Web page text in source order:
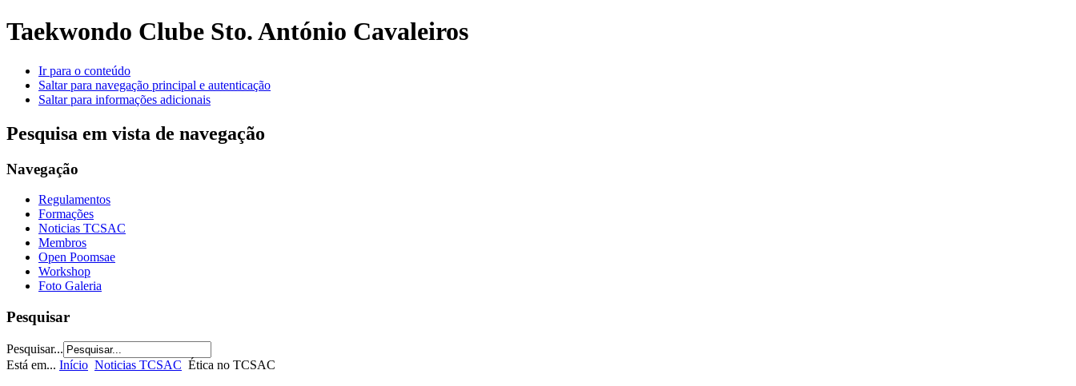
Taekwondo Clube Sto. António Cavaleiros
Ir para o conteúdo
Saltar para navegação principal e autenticação
Saltar para informações adicionais
Pesquisa em vista de navegação
Navegação
Regulamentos
Formações
Noticias TCSAC
Membros
Open Poomsae
Workshop
Foto Galeria
Pesquisar
Pesquisar...
Está em... Início Noticias TCSAC Ética no TCSAC